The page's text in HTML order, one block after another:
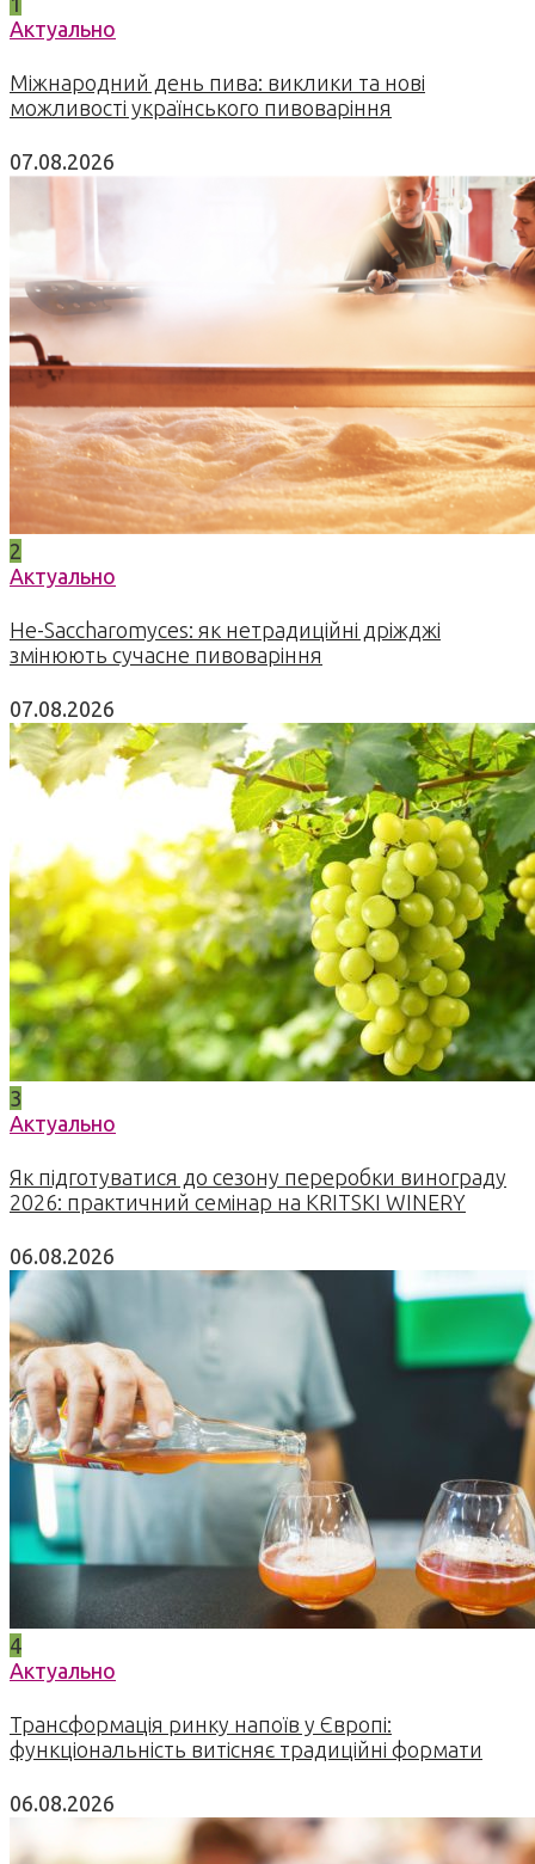
Актуально
Міжнародний день пива: виклики та нові
можливості українського пивоваріння
07.08.2026
2
Актуально
Не-Saccharomyces: як нетрадиційні дріжджі
змінюють сучасне пивоваріння
07.08.2026
3
Актуально
Як підготуватися до сезону переробки винограду
2026: практичний семінар на KRITSKI WINERY
06.08.2026
4
Актуально
Трансформація ринку напоїв у Європі:
функціональність витісняє традиційні формати
06.08.2026